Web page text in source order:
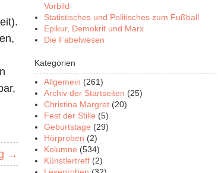
→
Vorbild
Statistisches und Politisches zum Fußball
Epikur, Demokrit und Marx
Die Fabelwesen
Kategorien
Allgemein (261)
Archiv der Startseiten (25)
Christina Margret (20)
Fest der Stille (5)
Geburtstage (29)
Hörproben (2)
Kolumne (534)
Künstlertreff (2)